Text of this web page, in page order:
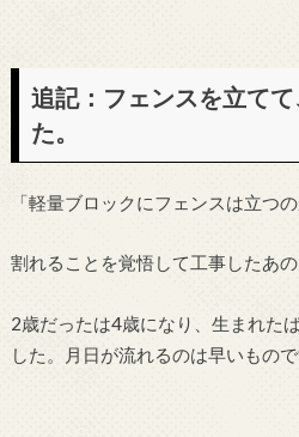
追記：フェンスを立て
た。
「軽量ブロックにフェンスは立つの
割れることを覚悟して工事したあ
2歳だったは4歳になり、生まれた
した。月日が流れるのは早いもので